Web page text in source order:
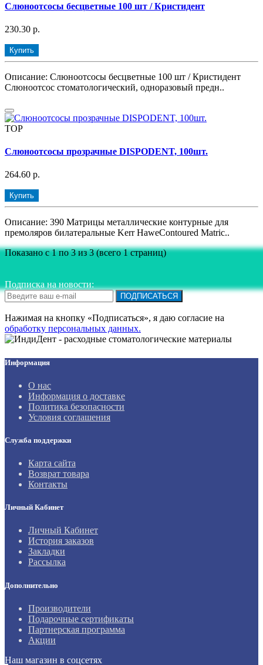
Слюноотсосы бесцветные 100 шт / Кристидент
230.30 р.
Купить
Описание: Слюноотсосы бесцветные 100 шт / Кристидент
Слюноотсос стоматологический, одноразовый предн..
TOP
Слюноотсосы прозрачные DISPODENT, 100шт.
264.60 р.
Купить
Описание: 390 Матрицы металлические контурные для
премоляров билатеральные Kerr HaweContoured Matric..
Показано с 1 по 3 из 3 (всего 1 страниц)
Подписка на новости:
ПОДПИСАТЬСЯ
Нажимая на кнопку «Подписаться», я даю cогласие на
обработку персональных данных.
Информация
О нас
Информация о доставке
Политика безопасности
Условия соглашения
Служба поддержки
Карта сайта
Возврат товара
Контакты
Личный Кабинет
Личный Кабинет
История заказов
Закладки
Рассылка
Дополнительно
Производители
Подарочные сертификаты
Партнерская программа
Акции
Наш магазин в соцсетях